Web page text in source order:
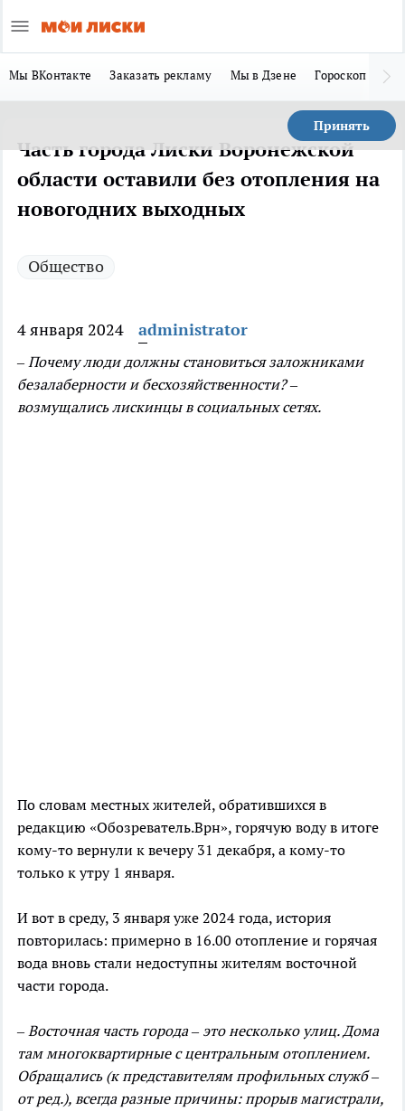
Мы ВКонтакте Заказать рекламу Мы в Дзене Гороскоп
Принять
Часть города Лиски Воронежской
области оставили без отопления на
новогодних выходных
Общество
4 января 2024 administrator
– Почему люди должны становиться заложниками
безалаберности и бесхозяйственности? –
возмущались лискинцы в социальных сетях.
По словам местных жителей, обратившихся в
редакцию «Обозреватель.Врн», горячую воду в итоге
кому-то вернули к вечеру 31 декабря, а кому-то
только к утру 1 января.
И вот в среду, 3 января уже 2024 года, история
повторилась: примерно в 16.00 отопление и горячая
вода вновь стали недоступны жителям восточной
части города.
– Восточная часть города – это несколько улиц. Дома
там многоквартирные с центральным отоплением.
Обращались (к представителям профильных служб –
от ред.), всегда разные причины: прорыв магистрали,